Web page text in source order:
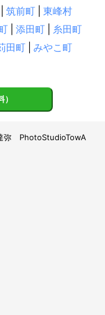
筑前町
東峰村
添田町
糸田町
田町
みやこ町
PhotoStudioTowA